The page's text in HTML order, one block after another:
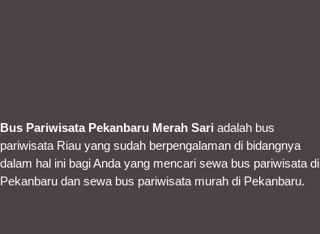
Bus Pariwisata Pekanbaru Merah Sari adalah bus
pariwisata Riau yang sudah berpengalaman di bidangnya
dalam hal ini bagi Anda yang mencari sewa bus pariwisata di
Pekanbaru dan sewa bus pariwisata murah di Pekanbaru.